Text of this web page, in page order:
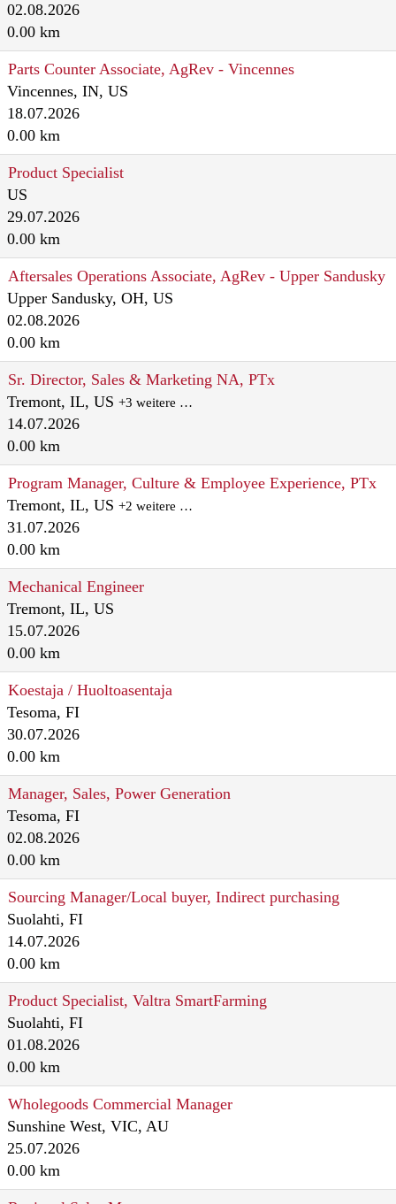
02.08.2026
0.00 km
Parts Counter Associate, AgRev - Vincennes
Vincennes, IN, US
18.07.2026
0.00 km
Product Specialist
US
29.07.2026
0.00 km
Aftersales Operations Associate, AgRev - Upper Sandusky
Upper Sandusky, OH, US
02.08.2026
0.00 km
Sr. Director, Sales & Marketing NA, PTx
Tremont, IL, US +3 weitere …
14.07.2026
0.00 km
Program Manager, Culture & Employee Experience, PTx
Tremont, IL, US +2 weitere …
31.07.2026
0.00 km
Mechanical Engineer
Tremont, IL, US
15.07.2026
0.00 km
Koestaja / Huoltoasentaja
Tesoma, FI
30.07.2026
0.00 km
Manager, Sales, Power Generation
Tesoma, FI
02.08.2026
0.00 km
Sourcing Manager/Local buyer, Indirect purchasing
Suolahti, FI
14.07.2026
0.00 km
Product Specialist, Valtra SmartFarming
Suolahti, FI
01.08.2026
0.00 km
Wholegoods Commercial Manager
Sunshine West, VIC, AU
25.07.2026
0.00 km